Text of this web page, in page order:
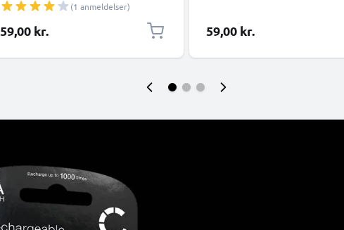
opladning af datakabel til kamera 1A
Opladerledning PVC - Sort
(1 anmeldelser)
59,00 kr. 59,00 kr.